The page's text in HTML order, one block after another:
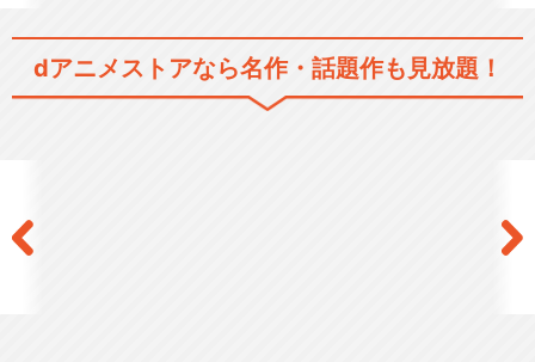
dアニメストアなら名作・話題作も見放題！